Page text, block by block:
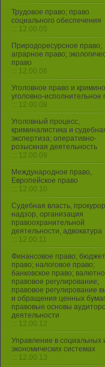
Трудовое право; право
социального обеспечения
::: 12.00.05
Природоресурсное право;
аграрное право;
право
::: 12.00.06
Уголовное право и
уголовно-исполнительное
::: 12.00.08
Уголовный процесс,
криминалистика и
экспертиза; оперативно-
розыскная деятельность
::: 12.00.09
Международное право,
Европейское право
::: 12.00.10
Судебная власть,
надзор, организация
правоохранительной
деятельности, адвокатура
::: 12.00.11
Финансовое право;
право; налоговое право;
банковское право;
правовое регулирование;
правовое регулирование
и обращения ценных
правовые основы
деятельности
::: 12.00.12
Управление в социальных
экономических системах
::: 12.00.13